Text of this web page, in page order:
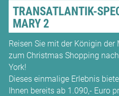
TRANSATLANTIK-
MARY 2
Reisen Sie mit der Königin der
zum Christmas Shopping
York!
Dieses einmalige Erlebnis
Ihnen bereits ab 1.090,- Euro